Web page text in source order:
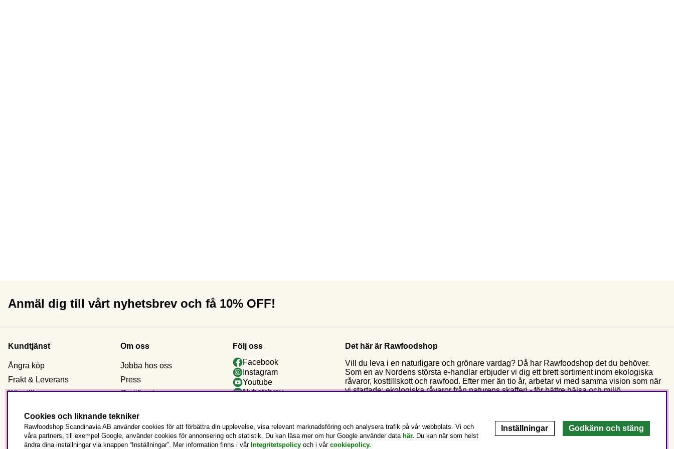
Anmäl dig till vårt nyhetsbrev och få 10% OFF!
Kundtjänst
Ångra köp
Frakt & Leverans
Köpvillkor
Kontakta oss
Beställ som företag
Om oss
Jobba hos oss
Press
Certificering
Våra butiker
Följ oss
Facebook
Instagram
Youtube
Nyhetsbrev
Det här är Rawfoodshop
Vill du leva i en naturligare och grönare vardag? Då har Rawfoodshop det du behöver.
Som en av Nordens största e-handlar erbjuder vi dig ett brett sortiment inom ekologiska
råvaror, kosttillskott och rawfood. Efter mer än tio år, arbetar vi med samma vision som när
vi startade: ekologiska råvaror från naturens skafferi - för bättre hälsa och miljö.
Cookies och liknande tekniker
Rawfoodshop Scandinavia AB använder cookies för att förbättra din upplevelse, visa relevant marknadsföring och analysera trafik på vår webbplats. Vi och
våra partners, till exempel Google, använder cookies för annonsering och statistik. Du kan läsa mer om hur Google använder data här. Du kan när som helst
ändra dina inställningar via knappen “Inställningar”. Mer information finns i vår Integritetspolicy och i vår cookiepolicy.
Inställningar Godkänn och stäng